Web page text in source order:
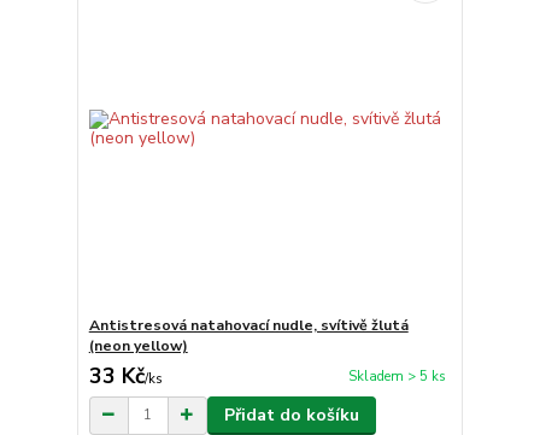
Antistresová natahovací nudle, svítivě žlutá
(neon yellow)
33 Kč/ks Skladem > 5 ks
Přidat do košíku